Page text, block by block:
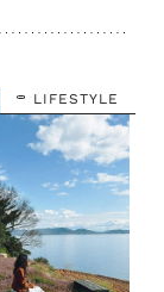
LIFESTYLE